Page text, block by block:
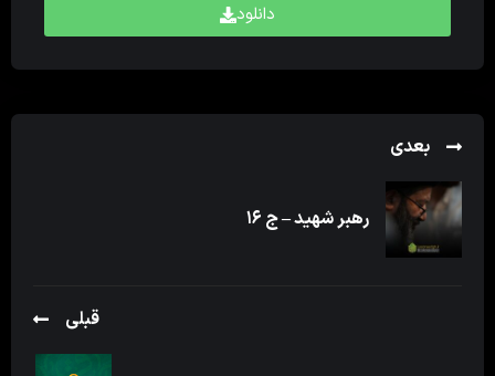
دانلود
بعدی
رهبر شهید – ج ۱۶
قبلی